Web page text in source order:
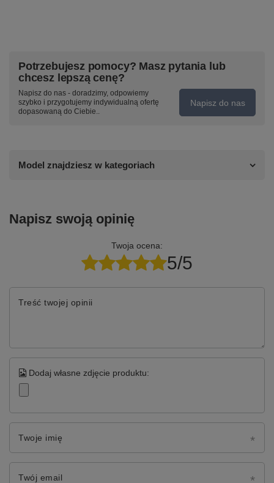
Potrzebujesz pomocy? Masz pytania lub
chcesz lepszą cenę?
Napisz do nas - doradzimy, odpowiemy
szybko i przygotujemy indywidualną ofertę
dopasowaną do Ciebie..
Napisz do nas
Model znajdziesz w kategoriach
Napisz swoją opinię
Twoja ocena:
5/5
Treść twojej opinii
Dodaj własne zdjęcie produktu:
Twoje imię
Twój email